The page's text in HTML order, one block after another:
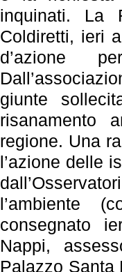
inquinati. La
Coldiretti, ieri
d’azione
giunte
risanamento
regione. Una
l’azione delle
l’ambiente
consegnato
Nappi,
Palazzo Santa